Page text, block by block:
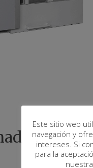
Este sitio web
navegación y
intereses. Si
para la